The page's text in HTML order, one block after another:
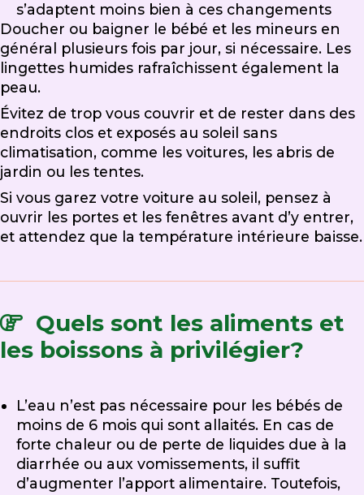
s’adaptent moins bien à ces changements
Doucher ou baigner le bébé et les mineurs en
général plusieurs fois par jour, si nécessaire. Les
lingettes humides rafraîchissent également la
peau.
Évitez de trop vous couvrir et de rester dans des
endroits clos et exposés au soleil sans
climatisation, comme les voitures, les abris de
jardin ou les tentes.
Si vous garez votre voiture au soleil, pensez à
ouvrir les portes et les fenêtres avant d’y entrer,
et attendez que la température intérieure baisse.
Quels sont les aliments et
les boissons à privilégier?
L’eau n’est pas nécessaire pour les bébés de
moins de 6 mois qui sont allaités. En cas de
forte chaleur ou de perte de liquides due à la
diarrhée ou aux vomissements, il suffit
d’augmenter l’apport alimentaire. Toutefois,